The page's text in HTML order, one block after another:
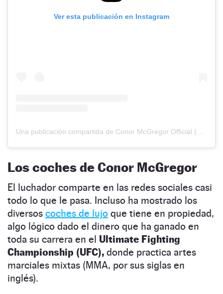
Ver esta publicación en Instagram
Los coches de Conor McGregor
El luchador comparte en las redes sociales casi
todo lo que le pasa. Incluso ha mostrado los
diversos coches de lujo que tiene en propiedad,
algo lógico dado el dinero que ha ganado en
toda su carrera en el Ultimate Fighting
Championship (UFC), donde practica artes
marciales mixtas (MMA, por sus siglas en
inglés).